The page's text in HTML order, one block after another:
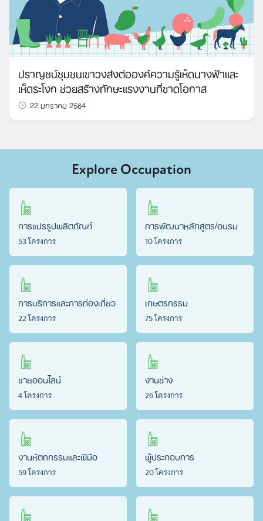
ปราญชน์ชุมชนเขาวงส่งต่อองค์ความรู้เห็ดนางฟ้าและ
เห็ดระโงก ช่วยสร้างทักษะแรงงานที่ขาดโอกาส
22 มกราคม 2564
Explore Occupation
การแปรรูปผลิตภัณฑ์
53 โครงการ
การพัฒนาหลักสูตร/อบรม
10 โครงการ
การบริการและการท่องเที่ยว
22 โครงการ
เกษตรกรรม
75 โครงการ
ขายออนไลน์
4 โครงการ
งานช่าง
26 โครงการ
งานหัตถกรรมและฝีมือ
59 โครงการ
ผู้ประกอบการ
20 โครงการ